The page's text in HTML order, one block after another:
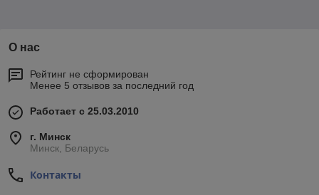
О нас
Рейтинг не сформирован
Менее 5 отзывов за последний год
Работает с 25.03.2010
г. Минск
Минск, Беларусь
Контакты